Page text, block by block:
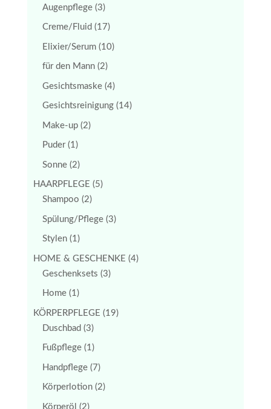
Augenpflege (3)
Creme/Fluid (17)
Elixier/Serum (10)
für den Mann (2)
Gesichtsmaske (4)
Gesichtsreinigung (14)
Make-up (2)
Puder (1)
Sonne (2)
HAARPFLEGE (5)
Shampoo (2)
Spülung/Pflege (3)
Stylen (1)
HOME & GESCHENKE (4)
Geschenksets (3)
Home (1)
KÖRPERPFLEGE (19)
Duschbad (3)
Fußpflege (1)
Handpflege (7)
Körperlotion (2)
Körperöl (2)